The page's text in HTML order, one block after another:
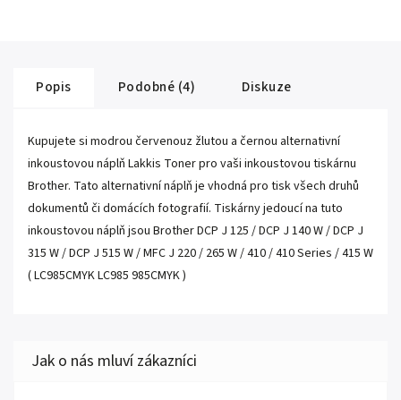
Popis Podobné (4) Diskuze
Kupujete si modrou červenouz žlutou a černou alternativní
inkoustovou náplň Lakkis Toner pro vaši inkoustovou tiskárnu
Brother. Tato alternativní náplň je vhodná pro tisk všech druhů
dokumentů či domácích fotografií. Tiskárny jedoucí na tuto
inkoustovou náplň jsou Brother DCP J 125 / DCP J 140 W / DCP J
315 W / DCP J 515 W / MFC J 220 / 265 W / 410 / 410 Series / 415 W
( LC985CMYK LC985 985CMYK )